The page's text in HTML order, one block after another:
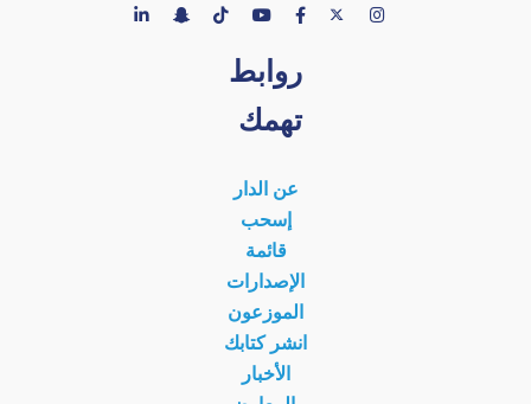
روابط
تهمك
عن الدار
إسحب
قائمة
الإصدارات
الموزعون
انشر كتابك
الأخبار